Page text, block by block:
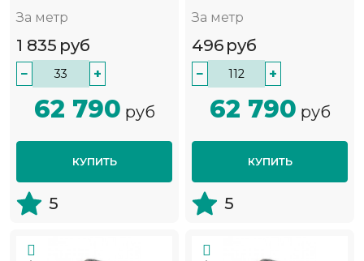
За метр
1 835 руб
− +
62 790 руб
КУПИТЬ
5
За метр
496 руб
− +
62 790 руб
КУПИТЬ
5